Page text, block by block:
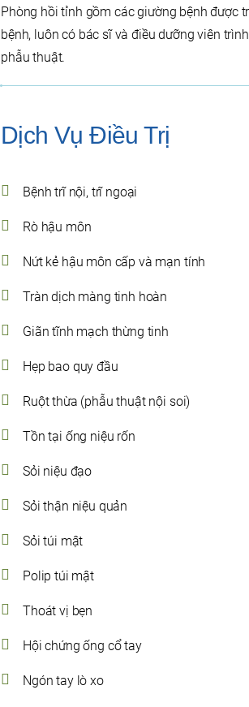
Phòng hồi tỉnh gồm các giường bệnh được
bệnh, luôn có bác sĩ và điều dưỡng viên
phẫu thuật.
Dịch Vụ Điều Trị
Bệnh trĩ nội, trĩ ngoại
Rò hậu môn
Nứt kẻ hậu môn cấp và mạn tính
Tràn dịch màng tinh hoàn
Giãn tĩnh mạch thừng tinh
Hẹp bao quy đầu
Ruột thừa (phẫu thuật nội soi)
Tồn tại ống niệu rốn
Sỏi niệu đạo
Sỏi thận niệu quản
Sỏi túi mật
Polip túi mật
Thoát vị bẹn
Hội chứng ống cổ tay
Ngón tay lò xo